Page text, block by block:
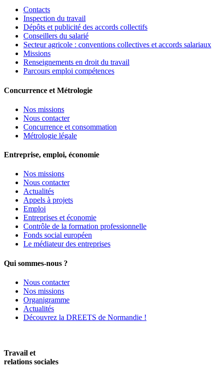
Contacts
Inspection du travail
Dépôts et publicité des accords collectifs
Conseillers du salarié
Secteur agricole : conventions collectives et accords salariaux
Missions
Renseignements en droit du travail
Parcours emploi compétences
Concurrence et Métrologie
Nos missions
Nous contacter
Concurrence et consommation
Métrologie légale
Entreprise, emploi, économie
Nos missions
Nous contacter
Actualités
Appels à projets
Emploi
Entreprises et économie
Contrôle de la formation professionnelle
Fonds social européen
Le médiateur des entreprises
Qui sommes-nous ?
Nous contacter
Nos missions
Organigramme
Actualités
Découvrez la DREETS de Normandie !
Travail et
relations sociales